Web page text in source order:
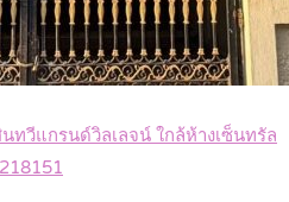
ทวีแกรนด์วิลเลจน์ ใกล้ห้างเซ็นทรัล